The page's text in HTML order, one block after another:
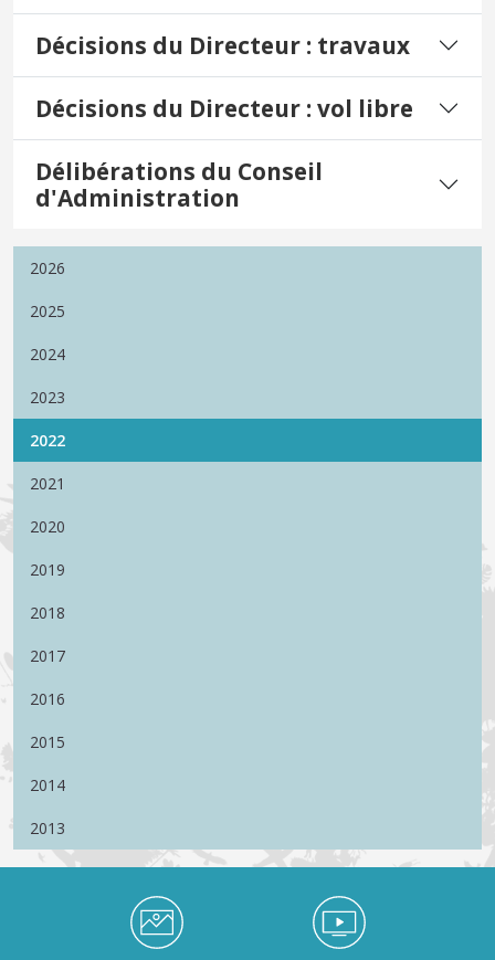
Décisions du Directeur : travaux
Décisions du Directeur : vol libre
Délibérations du Conseil
d'Administration
2026
2025
2024
2023
2022
2021
2020
2019
2018
2017
2016
2015
2014
2013
Médiathèque Footer